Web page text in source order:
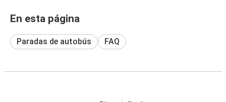
En esta página
Paradas de autobús FAQ